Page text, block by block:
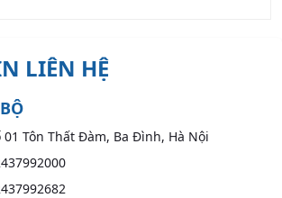
LIÊN HỆ
01 Tôn Thất Đàm, Ba Đình, Hà Nội